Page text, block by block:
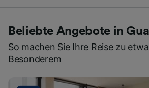
Beliebte Angebote in
So machen Sie Ihre Reise zu
Besonderem